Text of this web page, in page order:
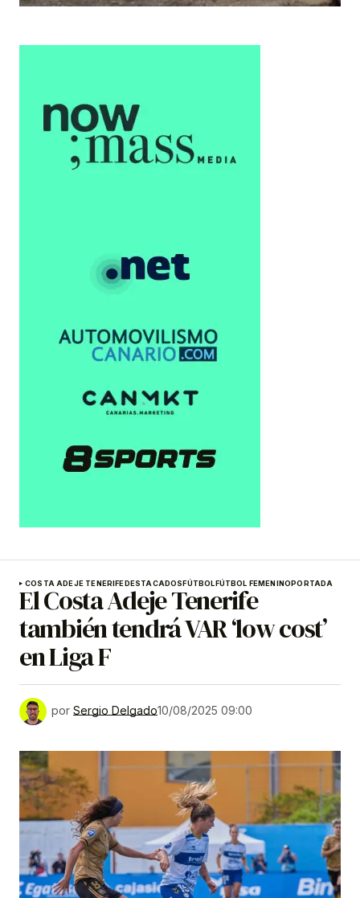
COSTA ADEJE TENERIFEDESTACADOSFÚTBOLFÚTBOL FEMENINOPORTADA
El Costa Adeje Tenerife
también tendrá VAR ‘low cost’
en Liga F
por Sergio Delgado10/08/2025 09:00